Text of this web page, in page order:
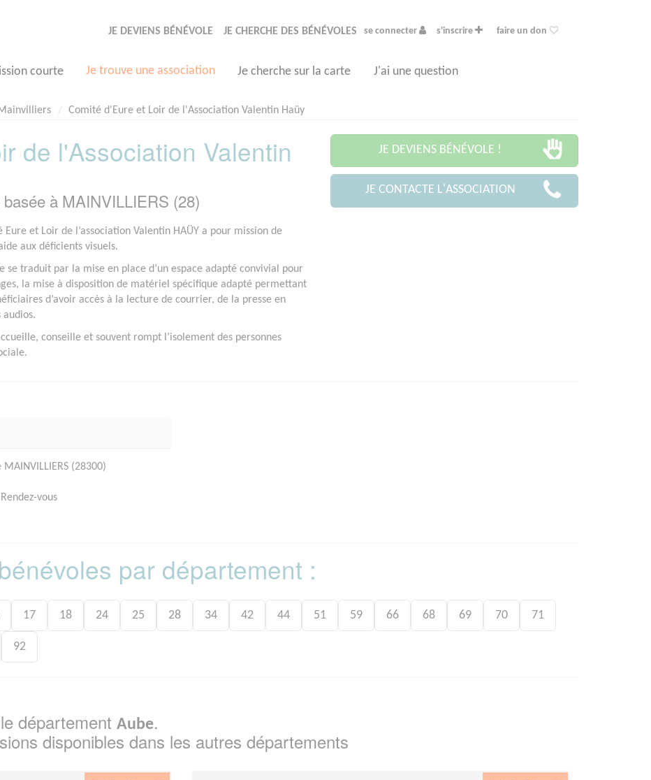
JE DEVIENS BÉNÉVOLE JE CHERCHE DES BÉNÉVOLES se connecter s'inscrire faire un don
courte Je trouve une association Je cherche sur la carte J'ai une question
Comité d'Eure et Loir de l'Association Valentin Haüy
de l'Association Valentin
à MAINVILLIERS (28)
Eure et Loir de l’association Valentin HAÜY a pour mission de
aux déficients visuels.
se traduit par la mise en place d’un espace adapté convivial pour
la mise à disposition de matériel spécifique adapté permettant
d’avoir accès à la lecture de courrier, de la presse en
conseille et souvent rompt l’isolement des personnes
JE DEVIENS BÉNÉVOLE !
JE CONTACTE L'ASSOCIATION
(28300)
vous
par département :
17 18 24 25 28 34 42 44 51 59 66 68 69 70 71
92
département Aube.
disponibles dans les autres départements